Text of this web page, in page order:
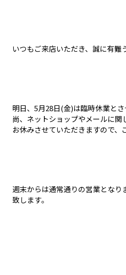
いつもご来店いただき、誠に有難
明日、5月28日(金)は臨時休業とさ
尚、ネットショップやメールに関
お休みさせていただきますので、
週末からは通常通りの営業となり
致します。